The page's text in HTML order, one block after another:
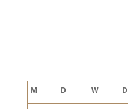
M D W D